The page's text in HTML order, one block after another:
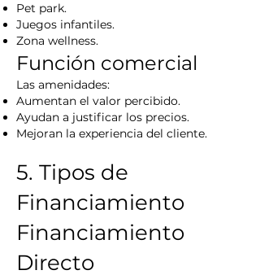
Pet park.
Juegos infantiles.
Zona wellness.
Función comercial
Las amenidades:
Aumentan el valor percibido.
Ayudan a justificar los precios.
Mejoran la experiencia del cliente.
5. Tipos de
Financiamiento
Financiamiento
Directo